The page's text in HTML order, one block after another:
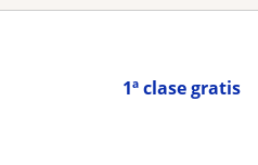
1ª clase gratis